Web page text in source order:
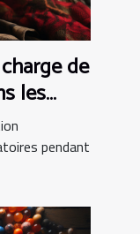
de
les
pendant